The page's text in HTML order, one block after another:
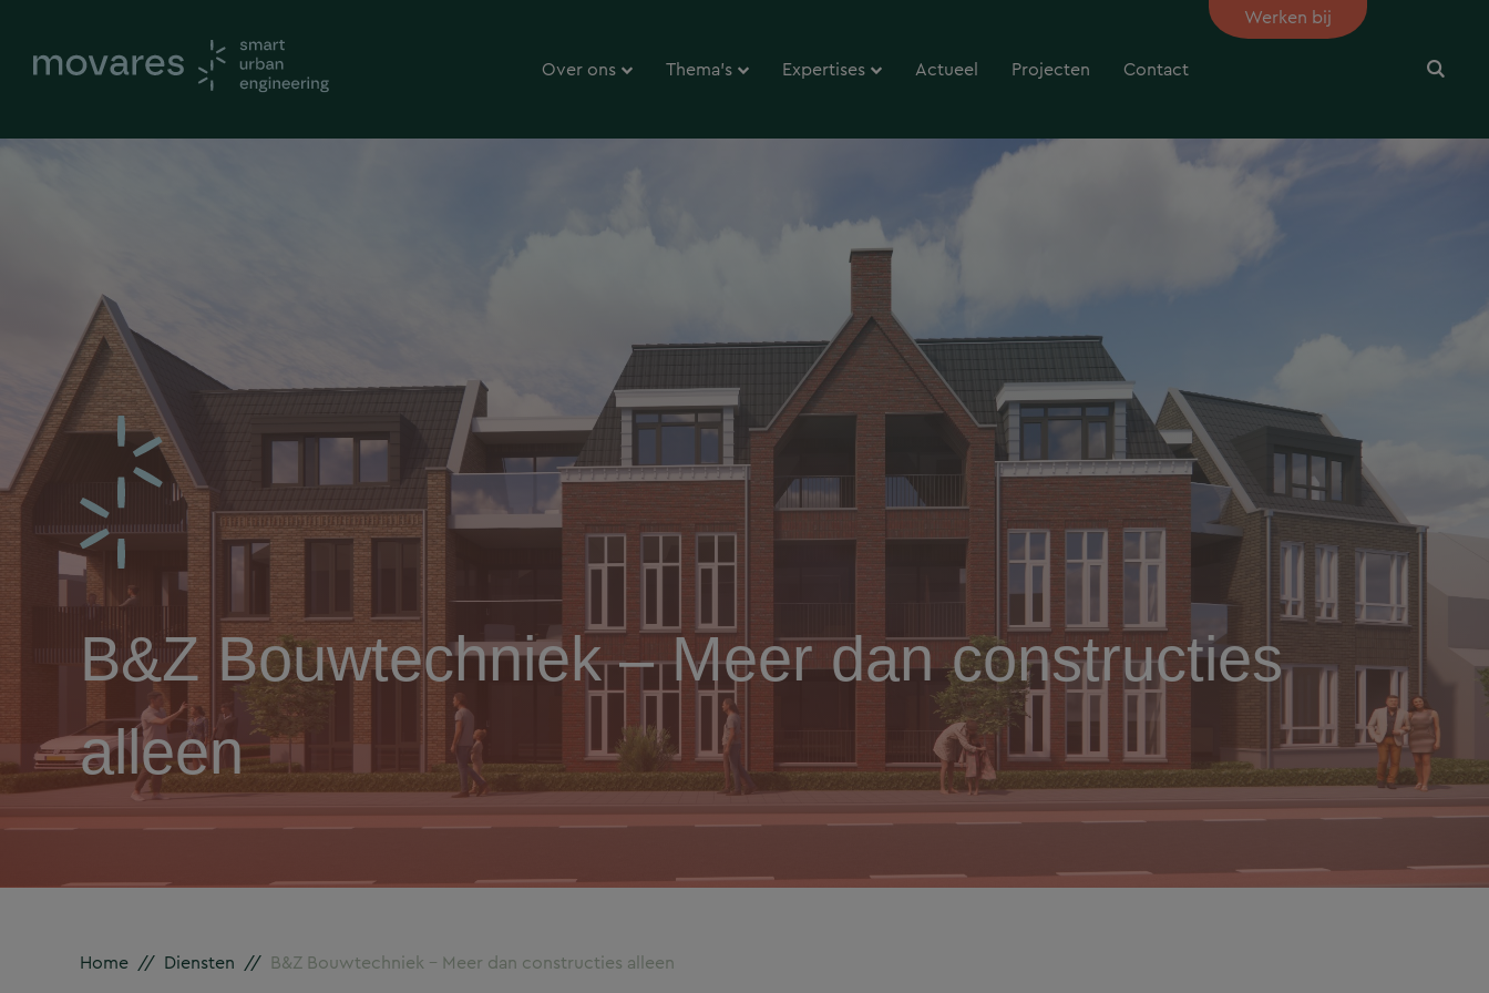
Over ons Thema’s Expertises Actueel Projecten Contact
Werken bij
B&Z Bouwtechniek – Meer dan constructies
alleen
Home // Diensten // B&Z Bouwtechniek – Meer dan constructies alleen